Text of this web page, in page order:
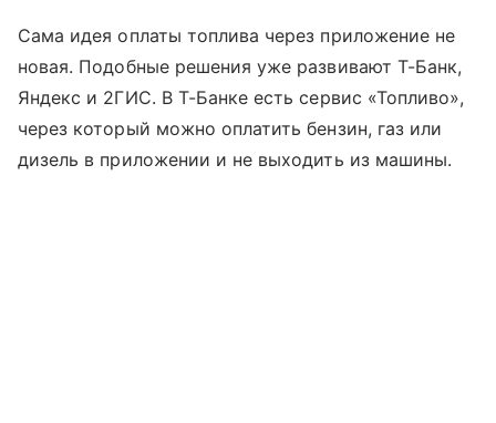
Сама идея оплаты топлива через приложение не
новая. Подобные решения уже развивают Т-Банк,
Яндекс и 2ГИС. В Т-Банке есть сервис «Топливо»,
через который можно оплатить бензин, газ или
дизель в приложении и не выходить из машины.